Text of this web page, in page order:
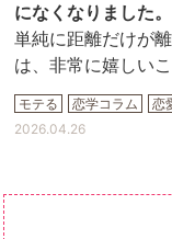
になくなりました。
単純に距離だけが
は、非常に嬉しい
モテる 恋学コラム 恋
2026.04.26